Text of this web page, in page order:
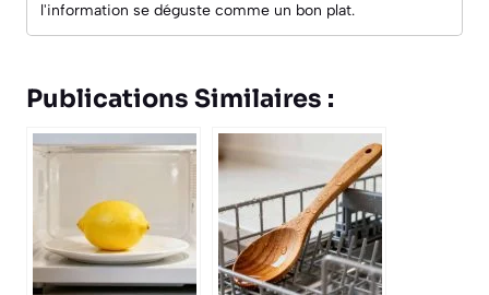
l'information se déguste comme un bon plat.
Publications Similaires :